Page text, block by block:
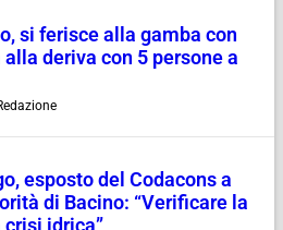
si ferisce alla gamba con
alla deriva con 5 persone a
esposto del Codacons a
di Bacino: “Verificare la